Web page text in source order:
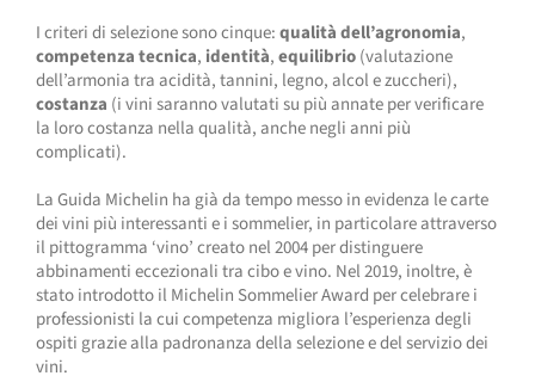
I criteri di selezione sono cinque:qualità dell’agronomia,
competenza tecnica, identità,equilibrio(valutazione
dell’armonia tra acidità, tannini, legno, alcol e zuccheri),
costanza (i vini saranno valutati su più annate per verificare
la loro costanza nella qualità, anche negli anni più
complicati).
La Guida Michelin ha già da tempo messo in evidenza le carte
dei vini più interessanti e i sommelier, in particolare attraverso
il pittogramma ‘vino’ creato nel 2004 per distinguere
abbinamenti eccezionali tra cibo e vino. Nel 2019, inoltre, è
stato introdotto il Michelin Sommelier Award per celebrare i
professionisti la cui competenza migliora l’esperienza degli
ospiti grazie alla padronanza della selezione e del servizio dei
vini.